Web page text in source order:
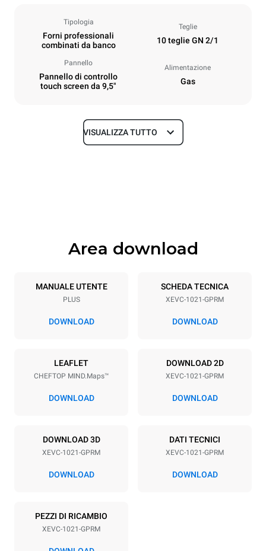
Tipologia
Forni professionali
combinati da banco
Teglie
10 teglie GN 2/1
Pannello
Pannello di controllo
touch screen da 9,5"
Alimentazione
Gas
Dimensioni
Specifiche teglia
10 GN 2/1
Passo teglie
220-240V 1N~ 1,4 kW
Tipo di spina
Schuko | ✓
Consumo in kWh
VISUALIZZA TUTTO
Area download
MANUALE UTENTE
PLUS
DOWNLOAD
SCHEDA TECNICA
XEVC-1021-GPRM
DOWNLOAD
LEAFLET
CHEFTOP MIND.Maps™
DOWNLOAD
DOWNLOAD 2D
XEVC-1021-GPRM
DOWNLOAD
DOWNLOAD 3D
XEVC-1021-GPRM
DOWNLOAD
DATI TECNICI
XEVC-1021-GPRM
DOWNLOAD
PEZZI DI RICAMBIO
XEVC-1021-GPRM